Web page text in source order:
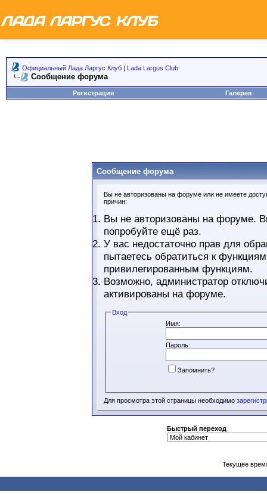
Официальный Лада Ларгус Клуб | Lada Largus Club
Сообщение форума
Регистрация Галерея
Сообщение форума
Вы не авторизованы на форуме или не имеете
причин:
Вы не авторизованы на форуме.
попробуйте ещё раз.
У вас недостаточно прав для
пытаетесь обратиться к
привилегированным функциям.
Возможно, администратор
активированы на форуме.
Вход
Имя:
Пароль:
Запомнить?
Для просмотра этой страницы необходимо
Быстрый переход
Текущее